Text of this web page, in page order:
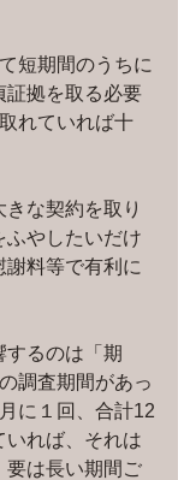
短期間のうちに
証拠を取る必要
れていれば十
な契約を取り
ふやしたいだけ
謝料等で有利に
るのは「期
調査期間があっ
に１回、合計12
いれば、それは
要は長い期間ご